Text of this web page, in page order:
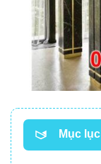
Mục lục